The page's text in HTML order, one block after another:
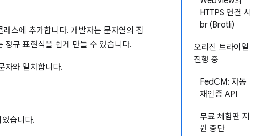
HTTPS 연결 시
br (Brotli)
오리진 트라이얼
진행 중
FedCM: 자동
재인증 API
무료 체험판 지
원 중단
스에 추가합니다. 개발자는 문자열의 집
정규 표현식을 쉽게 만들 수 있습니다.
자와 일치합니다.
습니다.